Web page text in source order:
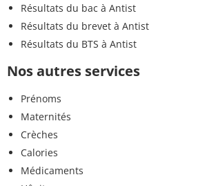
Résultats du bac à Antist
Résultats du brevet à Antist
Résultats du BTS à Antist
Nos autres services
Prénoms
Maternités
Crèches
Calories
Médicaments